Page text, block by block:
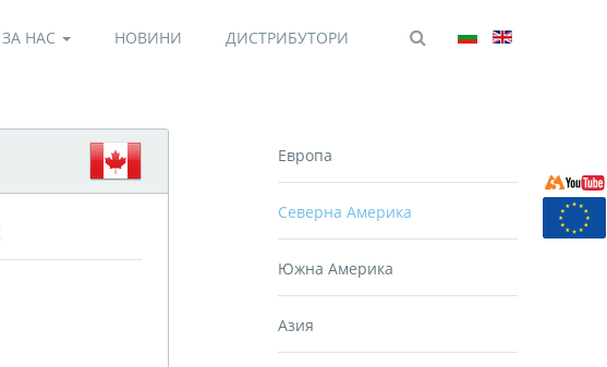
ЗА НАС НОВИНИ ДИСТРИБУТОРИ
Европа
Северна Америка
Южна Америка
Азия